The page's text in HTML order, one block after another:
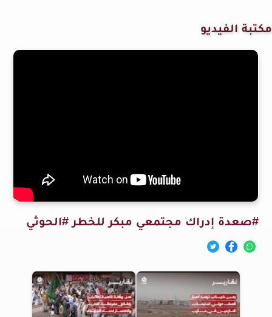
مكتبة الفيديو
#صعدة إدراك مجتمعي مبكر للخطر #الحوثي